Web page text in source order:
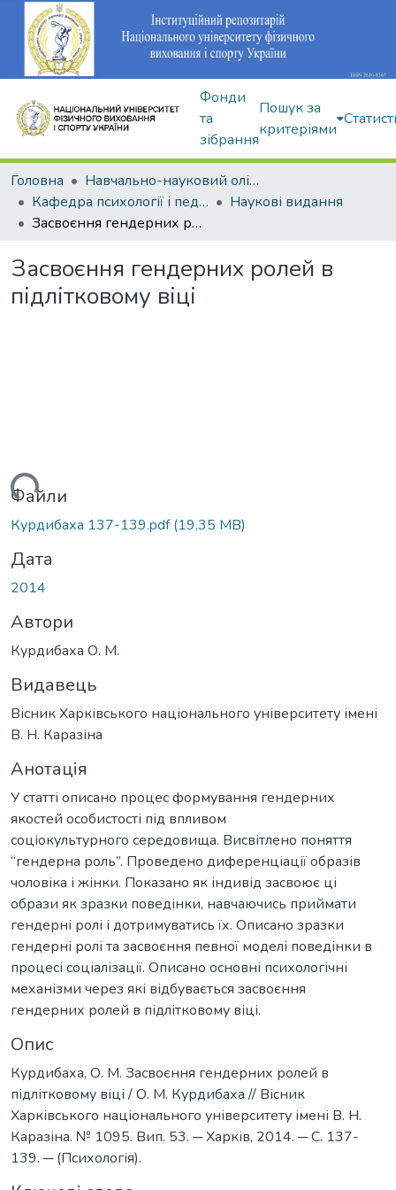
Фонди
та
зібрання
Пошук за
критеріями
Головна
Навчально-науковий олімпійський інститут
Кафедра психології і педагогіки
Наукові видання
Засвоєння гендерних ролей в підлітковому віці
Засвоєння гендерних ролей в
підлітковому віці
Файли
Курдибаха 137-139.pdf(19,35 MB)
Дата
2014
Автори
Курдибаха О. М.
Видавець
Вісник Харківського національного університету імені
В. Н. Каразіна
Анотація
У статті описано процес формування гендерних
якостей особистості під впливом
соціокультурного середовища. Висвітлено поняття
“гендерна роль”. Проведено диференціації образів
чоловіка і жінки. Показано як індивід засвоює ці
образи як зразки поведінки, навчаючись приймати
гендерні ролі і дотримуватись їх. Описано зразки
гендерні ролі та засвоєння певної моделі поведінки в
процесі соціалізації. Описано основні психологічні
механізми через які відбувається засвоєння
гендерних ролей в підлітковому віці.
Опис
Курдибаха, О. М. Засвоєння гендерних ролей в
підлітковому віці / О. М. Курдибаха // Вісник
Харківського національного університету імені В. Н.
Каразіна. № 1095. Вип. 53. ─ Харків, 2014. ─ С. 137-
139. ─ (Психологія).